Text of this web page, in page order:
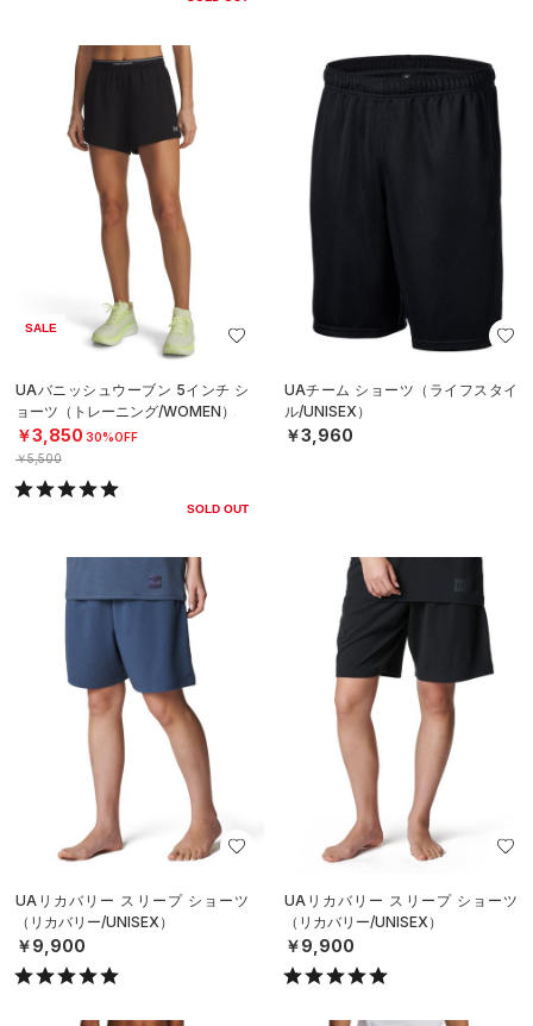
SALE
UAバニッシュウーブン 5インチ シ
ョーツ（トレーニング/WOMEN）
￥3,850 30%OFF
￥5,500
SOLD OUT
UAチーム ショーツ（ライフスタイ
ル/UNISEX）
￥3,960
UAリカバリー スリープ ショーツ
（リカバリー/UNISEX）
￥9,900
UAリカバリー スリープ ショーツ
（リカバリー/UNISEX）
￥9,900